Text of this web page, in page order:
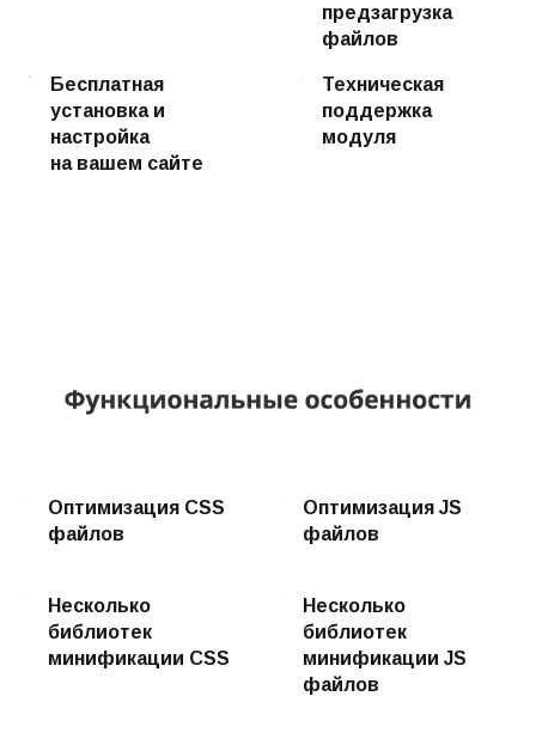
предзагрузка
файлов
Бесплатная
установка и
настройка
на вашем сайте
Техническая
поддержка
модуля
Оптимизация CSS
файлов
Оптимизация JS
файлов
Несколько
библиотек
минификации CSS
Несколько
библиотек
минификации JS
файлов